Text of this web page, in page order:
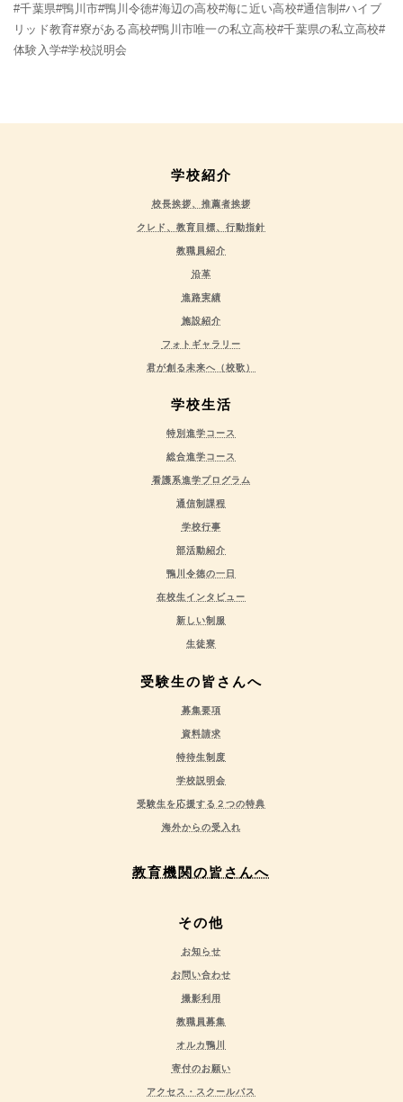
#千葉県#鴨川市#鴨川令徳#海辺の高校#海に近い高校#通信制#ハイブ
リッド教育#寮がある高校#鴨川市唯一の私立高校#千葉県の私立高校#
体験入学#学校説明会
学校紹介
校長挨拶、推薦者挨拶
クレド、教育目標、行動指針
教職員紹介
沿革
進路実績
施設紹介
フォトギャラリー
君が創る未来へ（校歌）
学校生活
特別進学コース
総合進学コース
看護系進学プログラム
通信制課程
学校行事
部活動紹介
鴨川令徳の一日
在校生インタビュー
新しい制服
生徒寮
受験生の皆さんへ
募集要項
資料請求
特待生制度
学校説明会
受験生を応援する２つの特典
海外からの受入れ
教育機関の皆さんへ
その他
お知らせ
お問い合わせ
撮影利用
教職員募集
オルカ鴨川
寄付のお願い
アクセス・スクールバス